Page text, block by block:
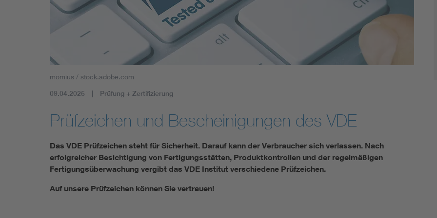
Mobility
Standards
Energy storage
Functional safety
momius / stock.adobe.com
09.04.2025 Prüfung + Zertifizierung
Prüfzeichen und Bescheinigungen des VDE
Das VDE Prüfzeichen steht für Sicherheit. Darauf kann der Verbraucher sich verlassen. Nach
erfolgreicher Besichtigung von Fertigungsstätten, Produktkontrollen und der regelmäßigen
Fertigungsüberwachung vergibt das VDE Institut verschiedene Prüfzeichen.
Auf unsere Prüfzeichen können Sie vertrauen!